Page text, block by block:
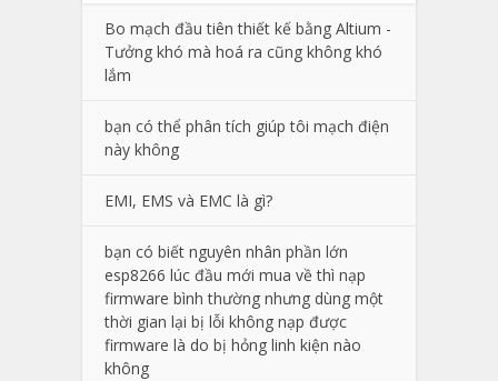
Bo mạch đầu tiên thiết kế bằng Altium -
Tưởng khó mà hoá ra cũng không khó
lắm
bạn có thể phân tích giúp tôi mạch điện
này không
EMI, EMS và EMC là gì?
bạn có biết nguyên nhân phần lớn
esp8266 lúc đầu mới mua về thì nạp
firmware bình thường nhưng dùng một
thời gian lại bị lỗi không nạp được
firmware là do bị hỏng linh kiện nào
không